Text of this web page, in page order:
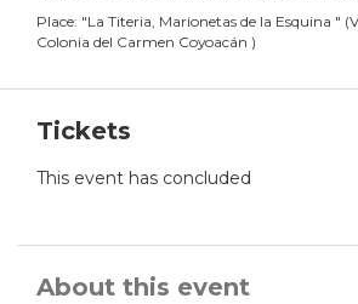
Place: "La Titeria, Marionetas de la Esquina " (
Colonia del Carmen Coyoacán )
Tickets
This event has concluded
About this event